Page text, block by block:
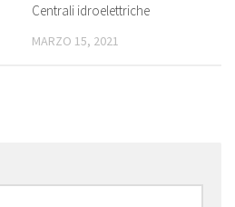
Centrali idroelettriche
MARZO 15, 2021